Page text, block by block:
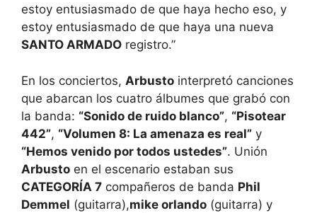
estoy entusiasmado de que haya hecho eso, y
estoy entusiasmado de que haya una nueva
SANTO ARMADO registro.”
En los conciertos, Arbusto interpretó canciones
que abarcan los cuatro álbumes que grabó con
la banda: “Sonido de ruido blanco”, “Pisotear
442”, “Volumen 8: La amenaza es real” y
“Hemos venido por todos ustedes”. Unión
Arbusto en el escenario estaban sus
CATEGORÍA 7 compañeros de banda Phil
Demmel (guitarra),mike orlando (guitarra) y